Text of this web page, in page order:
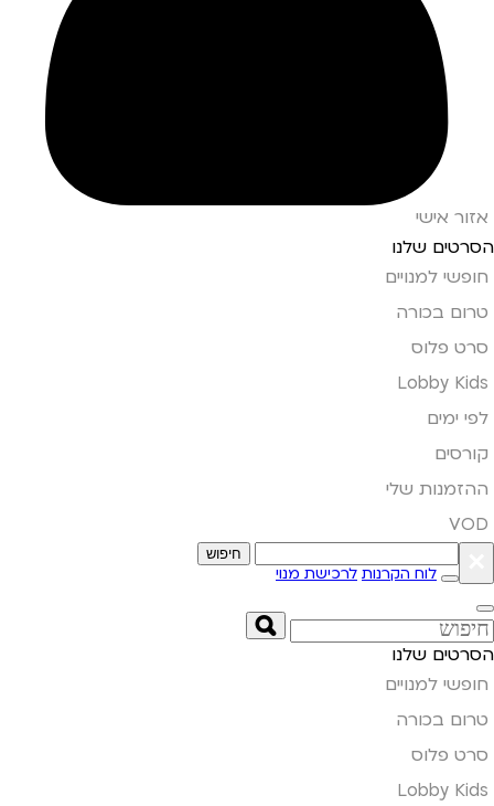
אזור אישי
הסרטים שלנו
חופשי למנויים
טרום בכורה
סרט פלוס
Lobby Kids
לפי ימים
קורסים
ההזמנות שלי
VOD
חיפוש
לוח הקרנות לרכישת מנוי
הסרטים שלנו
חופשי למנויים
טרום בכורה
סרט פלוס
Lobby Kids